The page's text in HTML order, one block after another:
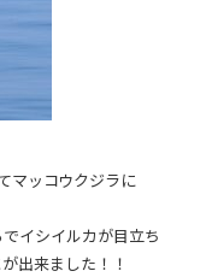
マッコウクジラに
イシイルカが目立ち
出来ました！！